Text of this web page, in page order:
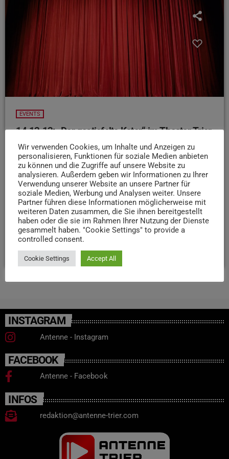
EVENTS
14.12.12: „Der gestiefelte Kater“ im Theater Trier
Ein Abenteuer und Klassiker für die ganze Familie findet
ihr heute im Theater Trier. Als eine einfache
Müllerstochter auf einen Kater trifft, ahnt sie noch nicht,
dass das einmal ein guter und auch außergewöhnlicher
Freund wird. Der gestiefelte Kater steht ihr zur Seite und
schafft es einfach jeden zu Überlisten, der ihm über den
Weg läuft. Die Streiche des gestiefelten Katers kann man
sich dann um 11 Uhr im Theater Trier ansehen.
INSTAGRAM
Antenne - Instagram
FACEBOOK
Antenne - Facebook
INFOS
redaktion@antenne-trier.com
Wir verwenden Cookies, um Inhalte und Anzeigen zu
personalisieren, Funktionen für soziale Medien anbieten
zu können und die Zugriffe auf unsere Website zu
analysieren. Außerdem geben wir Informationen zu Ihrer
Verwendung unserer Website an unsere Partner für
soziale Medien, Werbung und Analysen weiter. Unsere
Partner führen diese Informationen möglicherweise mit
weiteren Daten zusammen, die Sie ihnen bereitgestellt
haben oder die sie im Rahmen Ihrer Nutzung der Dienste
gesammelt haben. "Cookie Settings" to provide a
controlled consent.
Cookie Settings Accept All